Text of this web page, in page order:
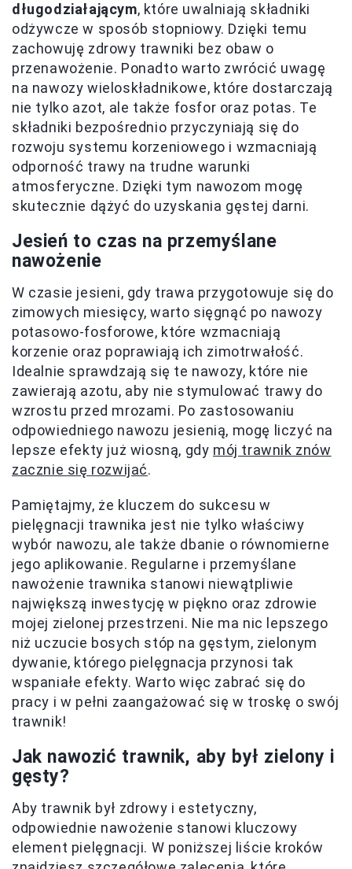
długodziałającym, które uwalniają składniki
odżywcze w sposób stopniowy. Dzięki temu
zachowuję zdrowy trawniki bez obaw o
przenawożenie. Ponadto warto zwrócić uwagę
na nawozy wieloskładnikowe, które dostarczają
nie tylko azot, ale także fosfor oraz potas. Te
składniki bezpośrednio przyczyniają się do
rozwoju systemu korzeniowego i wzmacniają
odporność trawy na trudne warunki
atmosferyczne. Dzięki tym nawozom mogę
skutecznie dążyć do uzyskania gęstej darni.
Jesień to czas na przemyślane
nawożenie
W czasie jesieni, gdy trawa przygotowuje się do
zimowych miesięcy, warto sięgnąć po nawozy
potasowo-fosforowe, które wzmacniają
korzenie oraz poprawiają ich zimotrwałość.
Idealnie sprawdzają się te nawozy, które nie
zawierają azotu, aby nie stymulować trawy do
wzrostu przed mrozami. Po zastosowaniu
odpowiedniego nawozu jesienią, mogę liczyć na
lepsze efekty już wiosną, gdy mój trawnik znów
zacznie się rozwijać.
Pamiętajmy, że kluczem do sukcesu w
pielęgnacji trawnika jest nie tylko właściwy
wybór nawozu, ale także dbanie o równomierne
jego aplikowanie. Regularne i przemyślane
nawożenie trawnika stanowi niewątpliwie
największą inwestycję w piękno oraz zdrowie
mojej zielonej przestrzeni. Nie ma nic lepszego
niż uczucie bosych stóp na gęstym, zielonym
dywanie, którego pielęgnacja przynosi tak
wspaniałe efekty. Warto więc zabrać się do
pracy i w pełni zaangażować się w troskę o swój
trawnik!
Jak nawozić trawnik, aby był zielony i
gęsty?
Aby trawnik był zdrowy i estetyczny,
odpowiednie nawożenie stanowi kluczowy
element pielęgnacji. W poniższej liście kroków